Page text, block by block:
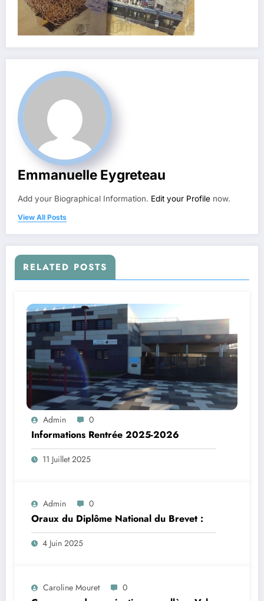
Emmanuelle Eygreteau
Add your Biographical Information. Edit your Profile now.
View All Posts
RELATED POSTS
Admin 0
Informations Rentrée 2025-2026
11 Juillet 2025
Admin 0
Oraux du Diplôme National du Brevet :
4 Juin 2025
Caroline Mouret 0